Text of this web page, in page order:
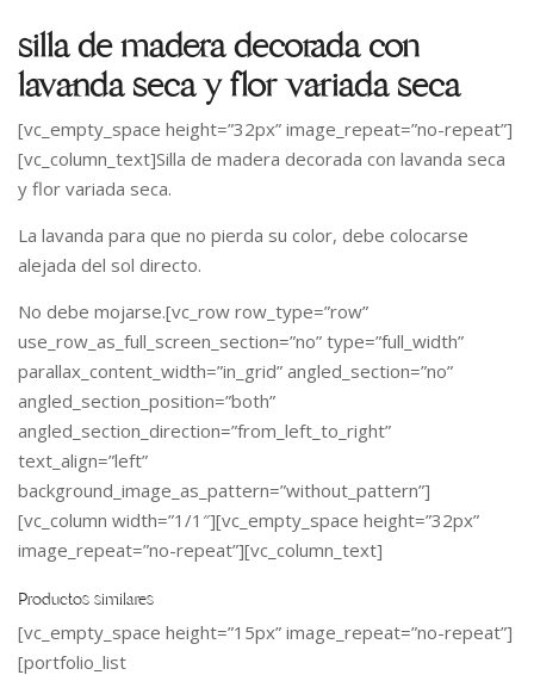
silla de madera decorada con
lavanda seca y flor variada seca
[vc_empty_space height=”32px” image_repeat=”no-repeat”]
[vc_column_text]Silla de madera decorada con lavanda seca
y flor variada seca.
La lavanda para que no pierda su color, debe colocarse
alejada del sol directo.
No debe mojarse.[vc_row row_type=”row”
use_row_as_full_screen_section=”no” type=”full_width”
parallax_content_width=”in_grid” angled_section=”no”
angled_section_position=”both”
angled_section_direction=”from_left_to_right”
text_align=”left”
background_image_as_pattern=”without_pattern”]
[vc_column width=”1/1″][vc_empty_space height=”32px”
image_repeat=”no-repeat”][vc_column_text]
Productos similares
[vc_empty_space height=”15px” image_repeat=”no-repeat”]
[portfolio_list